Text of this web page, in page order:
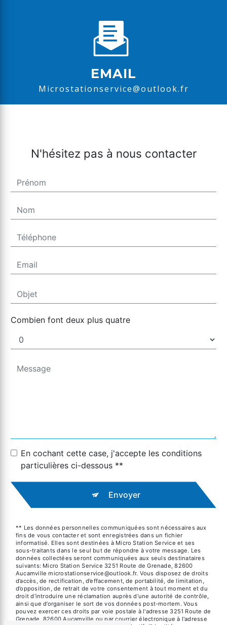
EMAIL
microstationservice@outlook.fr
N'hésitez pas à nous contacter
Combien font deux plus quatre
En cochant cette case, j'accepte les conditions
particulières ci-dessous **
Envoyer
** Les données personnelles communiquées sont nécessaires aux
fins de vous contacter et sont enregistrées dans un fichier
informatisé. Elles sont destinées à Micro Station Service et ses
sous-traitants dans le seul but de répondre à votre message. Les
données collectées seront communiquées aux seuls destinataires
suivants: Micro Station Service 3251 Route de Grenade, 82600
Aucamville microstationservice@outlook.fr. Vous disposez de droits
d’accès, de rectification, d’effacement, de portabilité, de limitation,
d’opposition, de retrait de votre consentement à tout moment et du
droit d’introduire une réclamation auprès d’une autorité de contrôle,
ainsi que d’organiser le sort de vos données post-mortem. Vous
pouvez exercer ces droits par voie postale à l'adresse 3251 Route de
Grenade, 82600 Aucamville ou par courrier électronique à l'adresse